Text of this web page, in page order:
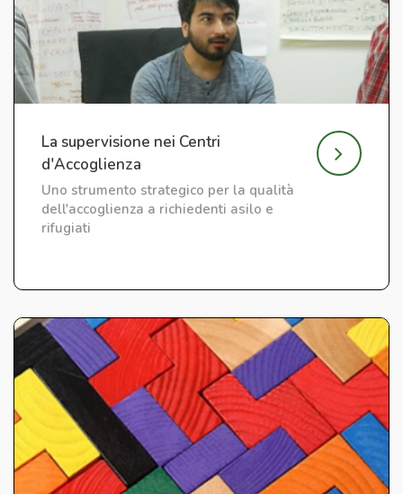
La supervisione nei Centri
d'Accoglienza
Uno strumento strategico per la qualità
dell'accoglienza a richiedenti asilo e
rifugiati